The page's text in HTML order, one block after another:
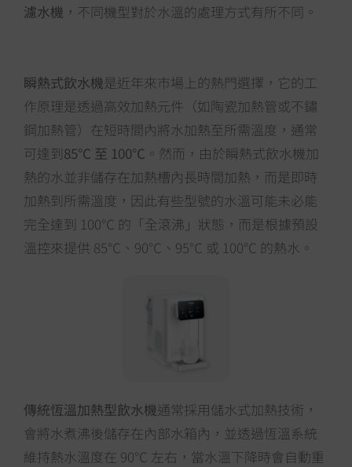
濾水機 ，不同機型對於水溫的處理方式有所不同。
瞬熱式飲水機是近年來市場上的熱門選擇，它的工
作原理是透過高效加熱元件（如陶瓷加熱管或不鏽
鋼加熱管）在短時間內將水加熱至所需溫度，通常
可達到 85℃ 至 100℃ 。然而，由於瞬熱式飲水機加
熱的水並非儲存在加熱槽內長時間加熱，而是即時
加熱到所需溫度，因此有些型號的水溫可能未必能
完全達到 100℃ 的「全滾沸」狀態，而是根據預設
溫控來提供 85℃、90℃、95℃ 或 100℃ 的熱水。
傳統恆溫加熱型飲水機通常採用儲水式加熱技術，
會將水煮沸後儲存在內部水箱內，並透過恆溫系統
維持熱水溫度在 90℃ 左右，當水溫下降時會自動重